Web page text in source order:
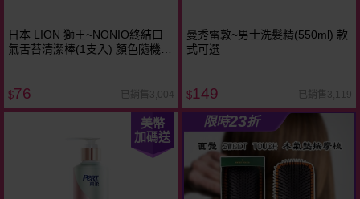
日本 LION 獅王~NONIO終結口
氣舌苔清潔棒(1支入) 顏色隨機出
$76 已銷售3,004
曼秀雷敦~男士洗髮精(550ml) 款
式可選
$149 已銷售3,119
美幣
加碼送
限時23折